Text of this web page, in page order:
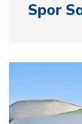
Spor